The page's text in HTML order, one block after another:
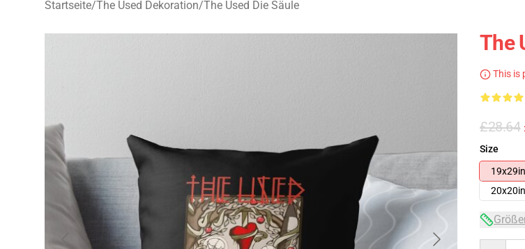
Startseite/The Used Dekoration/The Used Die Säule
The
This is
£28.64
Size